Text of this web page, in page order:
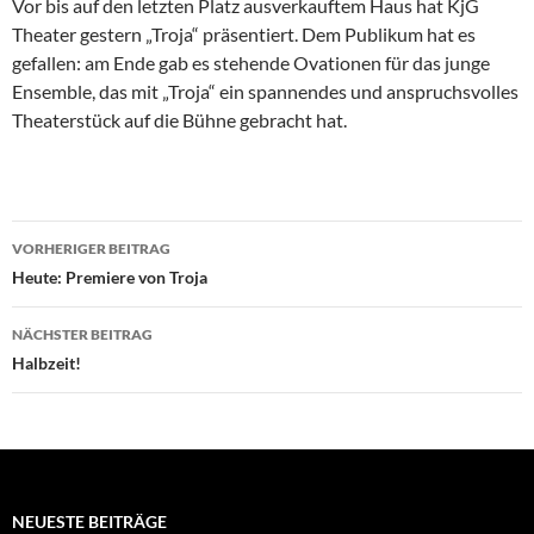
Vor bis auf den letzten Platz ausverkauftem Haus hat KjG
Theater gestern „Troja“ präsentiert. Dem Publikum hat es
gefallen: am Ende gab es stehende Ovationen für das junge
Ensemble, das mit „Troja“ ein spannendes und anspruchsvolles
Theaterstück auf die Bühne gebracht hat.
Beitragsnavigation
VORHERIGER BEITRAG
Heute: Premiere von Troja
NÄCHSTER BEITRAG
Halbzeit!
NEUESTE BEITRÄGE